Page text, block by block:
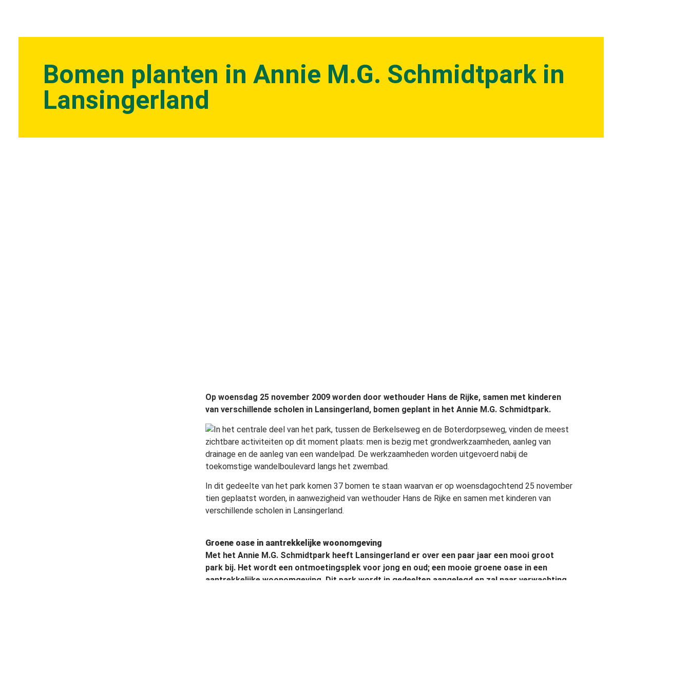
Bomen planten in Annie M.G. Schmidtpark in
Lansingerland
Op woensdag 25 november 2009 worden door wethouder Hans de Rijke, samen met kinderen
van verschillende scholen in Lansingerland, bomen geplant in het Annie M.G. Schmidtpark.
In het centrale deel van het park, tussen de Berkelseweg en de Boterdorpseweg, vinden de meest
zichtbare activiteiten op dit moment plaats: men is bezig met grondwerkzaamheden, aanleg van
drainage en de aanleg van een wandelpad. De werkzaamheden worden uitgevoerd nabij de
toekomstige wandelboulevard langs het zwembad.
In dit gedeelte van het park komen 37 bomen te staan waarvan er op woensdagochtend 25 november
tien geplaatst worden, in aanwezigheid van wethouder Hans de Rijke en samen met kinderen van
verschillende scholen in Lansingerland.
Groene oase in aantrekkelijke woonomgeving
Met het Annie M.G. Schmidtpark heeft Lansingerland er over een paar jaar een mooi groot
park bij. Het wordt een ontmoetingsplek voor jong en oud; een mooie groene oase in een
aantrekkelijke woonomgeving. Dit park wordt in gedeelten aangelegd en zal naar verwachting